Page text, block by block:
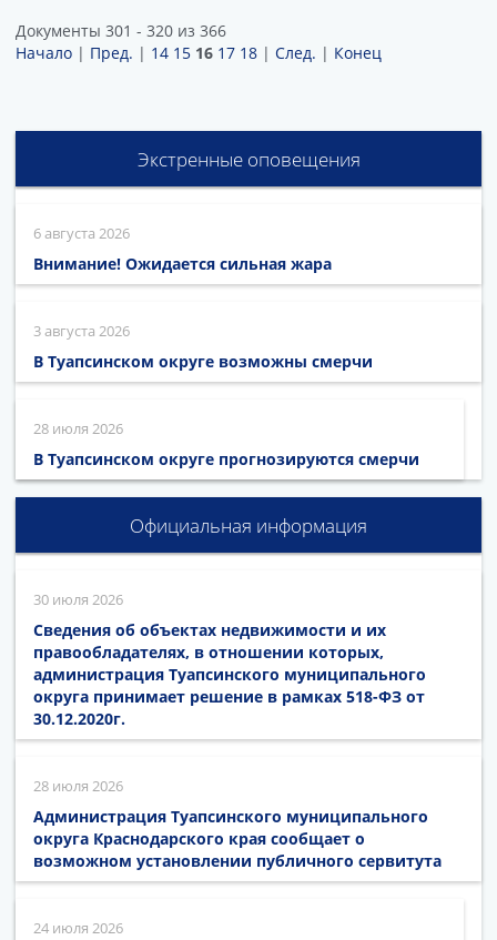
Документы 301 - 320 из 366
Начало | Пред. | 14 15 16 17 18 | След. | Конец
Экстренные оповещения
6 августа 2026
Внимание! Ожидается сильная жара
3 августа 2026
В Туапсинском округе возможны смерчи
28 июля 2026
В Туапсинском округе прогнозируются смерчи
Официальная информация
30 июля 2026
Сведения об объектах недвижимости и их
правообладателях, в отношении которых,
администрация Туапсинского муниципального
округа принимает решение в рамках 518-ФЗ от
30.12.2020г.
28 июля 2026
Администрация Туапсинского муниципального
округа Краснодарского края сообщает о
возможном установлении публичного сервитута
24 июля 2026